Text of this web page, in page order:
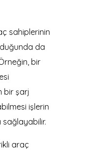
sahiplerinin
da
bir
bir şarj
işlerin
sağlayabilir.
araç